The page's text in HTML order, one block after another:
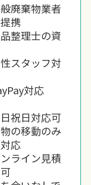
廃棄物業者
携
整理士の資
スタッフ対
対応
祝日対応可
の移動のみ
応
ライン見積